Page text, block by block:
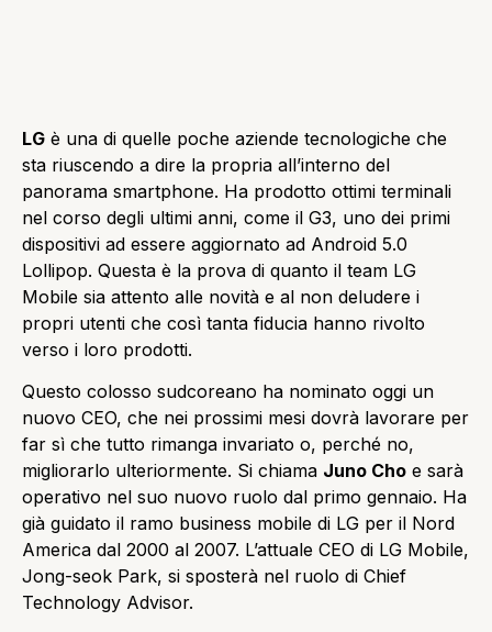
LG è una di quelle poche aziende tecnologiche che
sta riuscendo a dire la propria all’interno del
panorama smartphone. Ha prodotto ottimi terminali
nel corso degli ultimi anni, come il G3, uno dei primi
dispositivi ad essere aggiornato ad Android 5.0
Lollipop. Questa è la prova di quanto il team LG
Mobile sia attento alle novità e al non deludere i
propri utenti che così tanta fiducia hanno rivolto
verso i loro prodotti.
Questo colosso sudcoreano ha nominato oggi un
nuovo CEO, che nei prossimi mesi dovrà lavorare per
far sì che tutto rimanga invariato o, perché no,
migliorarlo ulteriormente. Si chiama Juno Cho e sarà
operativo nel suo nuovo ruolo dal primo gennaio. Ha
già guidato il ramo business mobile di LG per il Nord
America dal 2000 al 2007. L’attuale CEO di LG Mobile,
Jong-seok Park, si sposterà nel ruolo di Chief
Technology Advisor.